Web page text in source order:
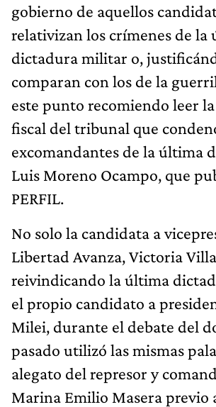
gobierno de aquellos
relativizan los crímenes de la
dictadura militar o,
comparan con los de la
este punto recomiendo leer
fiscal del tribunal que
excomandantes de la última
Luis Moreno Ocampo, que
PERFIL.
No solo la candidata a
Libertad Avanza, Victoria
reivindicando la última
el propio candidato a
Milei, durante el debate del
pasado utilizó las mismas
alegato del represor y
Marina Emilio Masera previo